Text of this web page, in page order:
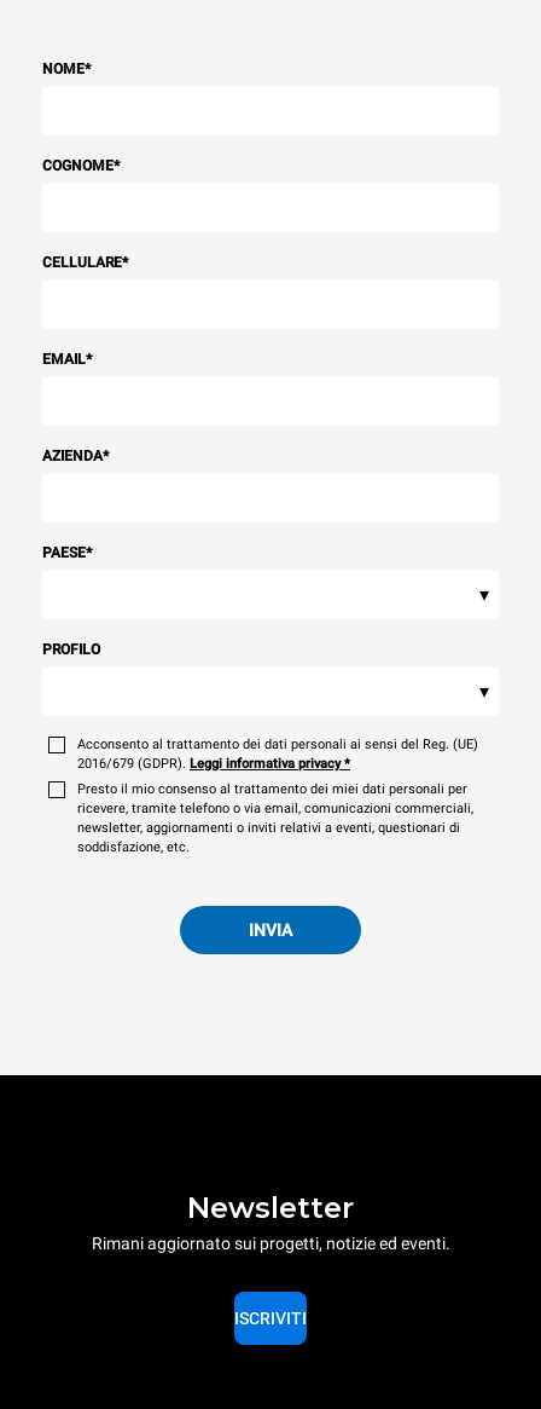
NOME*
COGNOME*
CELLULARE*
EMAIL*
AZIENDA*
PAESE*
▾
PROFILO
▾
Acconsento al trattamento dei dati personali ai sensi del Reg. (UE)
2016/679 (GDPR). Leggi informativa privacy*
Presto il mio consenso al trattamento dei miei dati personali per
ricevere, tramite telefono o via email, comunicazioni commerciali,
newsletter, aggiornamenti o inviti relativi a eventi, questionari di
soddisfazione, etc.
INVIA
Newsletter
Rimani aggiornato sui progetti, notizie ed eventi.
ISCRIVITI